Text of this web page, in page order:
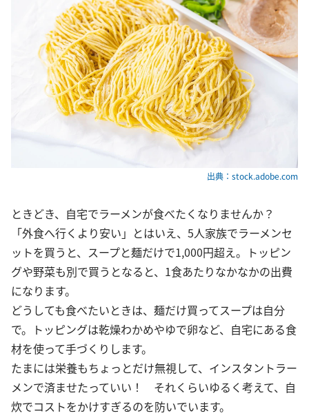
出典：stock.adobe.com
ときどき、自宅でラーメンが食べたくなりませんか？
「外食へ行くより安い」とはいえ、5人家族でラーメンセ
ットを買うと、スープと麺だけで1,000円超え。トッピン
グや野菜も別で買うとなると、1食あたりなかなかの出費
になります。
どうしても食べたいときは、麺だけ買ってスープは自分
で。トッピングは乾燥わかめやゆで卵など、自宅にある食
材を使って手づくりします。
たまには栄養もちょっとだけ無視して、インスタントラー
メンで済ませたっていい！ それくらいゆるく考えて、自
炊でコストをかけすぎるのを防いでいます。